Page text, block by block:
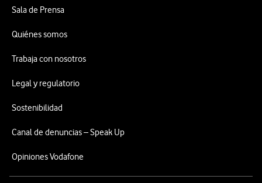
Sala de Prensa
Quiénes somos
Trabaja con nosotros
Legal y regulatorio
Sostenibilidad
Canal de denuncias – Speak Up
Opiniones Vodafone